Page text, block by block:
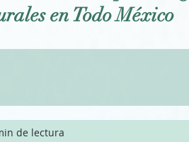
en Todo México
de lectura